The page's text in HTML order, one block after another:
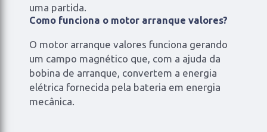
uma partida.
Como funciona o motor arranque valores?
O motor arranque valores funciona gerando
um campo magnético que, com a ajuda da
bobina de arranque, convertem a energia
elétrica fornecida pela bateria em energia
mecânica.